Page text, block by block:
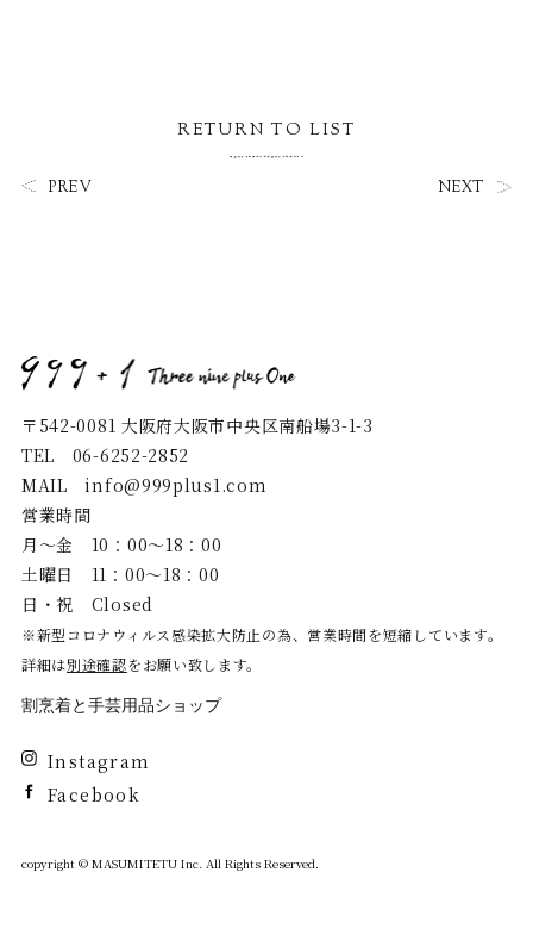
PREV NEXT
RETURN TO LIST
〒542-0081 大阪府大阪市中央区南船場3-1-3
TEL 06-6252-2852
MAIL info@999plus1.com
営業時間
月〜金 10：00～18：00
土曜日 11：00～18：00
日・祝 Closed
※新型コロナウィルス感染拡大防止の為、営業時間を短縮しています。
詳細は別途確認をお願い致します。
割烹着と手芸用品ショップ
Instagram
Facebook
copyright © MASUMITETU Inc. All Rights Reserved.